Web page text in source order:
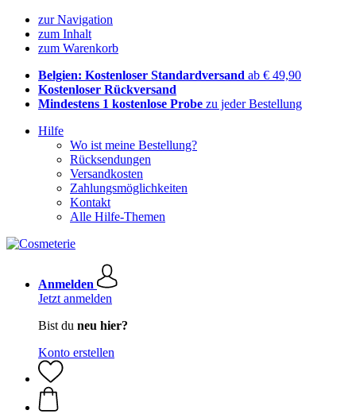
zur Navigation
zum Inhalt
zum Warenkorb
Belgien: Kostenloser Standardversand ab € 49,90
Kostenloser Rückversand
Mindestens 1 kostenlose Probe zu jeder Bestellung
Hilfe
Wo ist meine Bestellung?
Rücksendungen
Versandkosten
Zahlungsmöglichkeiten
Kontakt
Alle Hilfe-Themen
Anmelden
Jetzt anmelden
Bist du neu hier?
Konto erstellen